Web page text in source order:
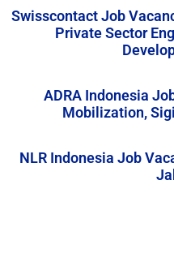
Swisscontact Job
Private Sector
ADRA Indonesia
Mobilization,
NLR Indonesia Job